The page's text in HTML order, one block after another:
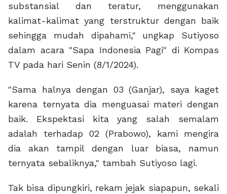
substansial dan teratur, menggunakan
kalimat-kalimat yang terstruktur dengan baik
sehingga mudah dipahami," ungkap Sutiyoso
dalam acara "Sapa Indonesia Pagi" di Kompas
TV pada hari Senin (8/1/2024).
"Sama halnya dengan 03 (Ganjar), saya kaget
karena ternyata dia menguasai materi dengan
baik. Ekspektasi kita yang salah semalam
adalah terhadap 02 (Prabowo), kami mengira
dia akan tampil dengan luar biasa, namun
ternyata sebaliknya," tambah Sutiyoso lagi.
Tak bisa dipungkiri, rekam jejak siapapun, sekali